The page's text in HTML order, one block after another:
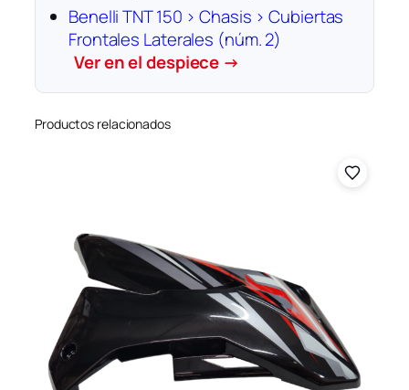
Benelli TNT 150 › Chasis › Cubiertas
Frontales Laterales (núm. 2)
Ver en el despiece →
Productos relacionados